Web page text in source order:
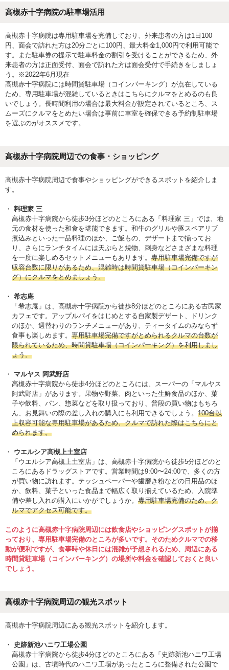
高槻赤十字病院の駐車場活用
高槻赤十字病院は専用駐車場を完備しており、外来患者の方は1日100
円、面会で訪れた方は20分ごとに100円、最大料金1,000円で利用可能で
す。また駐車券の提示で駐車料金の割引を受けることができるため、外
来患者の方は正面受付、面会で訪れた方は面会受付で手続きをしましょ
う。※2022年6月現在
高槻赤十字病院には時間貸駐車場（コインパーキング）が点在している
ため、専用駐車場が混雑しているときはこちらにクルマをとめるのも良
いでしょう。長時間利用の場合は最大料金が設定されているところ、ス
ムーズにクルマをとめたい場合は事前に車室を確保できる予約制駐車場
を選ぶのがオススメです。
高槻赤十字病院周辺での食事・ショッピング
高槻赤十字病院周辺で食事やショッピングができるスポットを紹介しま
す。
料理家 三
高槻赤十字病院から徒歩3分ほどのところにある「料理家 三」では、地
元の食材を使った和食を堪能できます。和牛のグリルや豚スペアリブ
煮込みといった一品料理のほか、ご飯もの、デザートまで揃ってお
り、さらにランチタイムには天ぷらと焼物、刺身などさまざまな料理
を一度に楽しめるセットメニューもあります。 専用駐車場完備ですが
収容台数に限りがあるため、混雑時は時間貸駐車場（コインパーキン
グ）にクルマをとめましょう。
希志庵
「希志庵」は、高槻赤十字病院から徒歩8分ほどのところにある古民家
カフェです。アップルパイをはじめとする自家製デザート、ドリンク
のほか、週替わりのランチメニューがあり、ティータイムのみならず
食事も楽しめます。 専用駐車場完備ですがとめられるクルマの台数が
限られているため、時間貸駐車場（コインパーキング）を利用しまし
ょう。
マルヤス 阿武野店
高槻赤十字病院から徒歩4分ほどのところには、スーパーの「マルヤス
阿武野店」があります。果物や野菜、肉といった生鮮食品のほか、菓
子や飲料、パン、惣菜などを取り扱っており、普段の買い物はもちろ
ん、お見舞いの際の差し入れの購入にも利用できるでしょう。 100台以
上収容可能な専用駐車場があるため、クルマで訪れた際はこちらにと
められます。
ウエルシア高槻上土室店
「ウエルシア高槻上土室店」は、高槻赤十字病院から徒歩5分ほどのと
ころにあるドラッグストアです。営業時間は9:00〜24:00で、多くの方
が買い物に訪れます。テッシュペーパーや歯磨き粉などの日用品のほ
か、飲料、菓子といった食品まで幅広く取り揃えているため、入院準
備や差し入れの購入にいかがでしょうか。 専用駐車場完備のため、ク
ルマでアクセス可能です。
このように高槻赤十字病院周辺には飲食店やショッピングスポットが揃
っており、専用駐車場完備のところが多いです。そのためクルマでの移
動が便利ですが、食事時や休日には混雑が予想されるため、周辺にある
時間貸駐車場（コインパーキング）の場所や料金を確認しておくと良い
でしょう。
高槻赤十字病院周辺の観光スポット
高槻赤十字病院周辺にある観光スポットを紹介します。
史跡新池ハニワ工場公園
高槻赤十字病院から徒歩4分ほどのところにある「史跡新池ハニワ工場
公園」は、古墳時代のハニワ工場があったところに整備された公園で